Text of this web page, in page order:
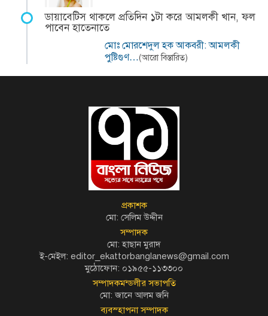
ডায়াবেটিস থাকলে প্রতিদিন ১টা করে আমলকী খান, ফল
পাবেন হাতেনাতে
মোঃ মোরশেদুল হক আকবরী: আমলকী
পুষ্টিগুণ…(আরো বিস্তারিত)
প্রকাশক
মো: সেলিম উদ্দীন
সম্পাদক
মো: হাছান মুরাদ
ই-মেইল: editor_ekattorbanglanews@gmail.com
মুঠোফোন: ০১৯৫৫-১১৩৩০০
সম্পাদকমন্ডলীর সভাপতি
মো: জানে আলম জনি
ব্যবস্হাপনা সম্পাদক